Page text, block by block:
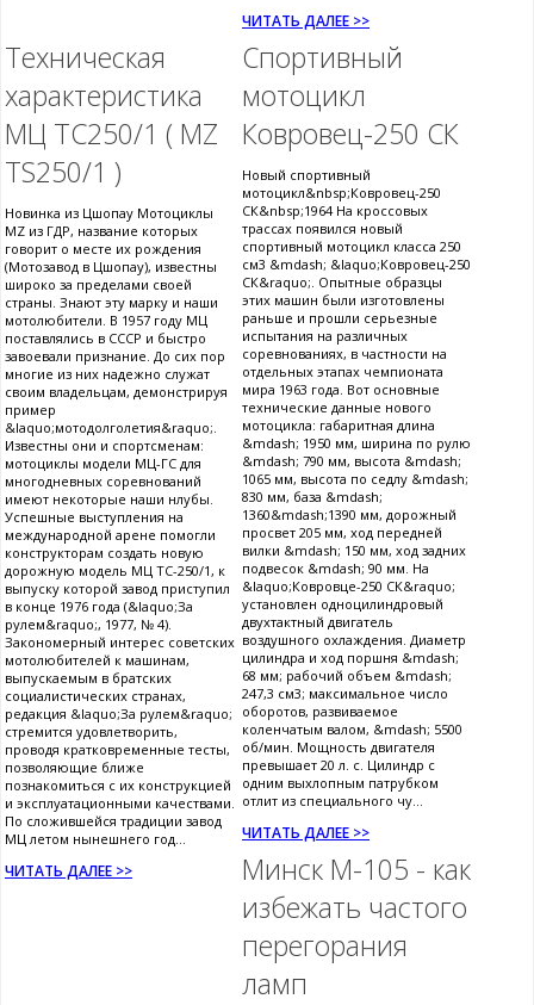
ЧИТАТЬ ДАЛЕЕ >>
Техническая
характеристика
МЦ ТС250/1 ( MZ
TS250/1 )
Новинка из Цшопау Мотоциклы
MZ из ГДР, название которых
говорит о месте их рождения
(Мотозавод в Цшопау), известны
широко за пределами своей
страны. Знают эту марку и наши
мотолюбители. В 1957 году МЦ
поставлялись в СССР и быстро
завоевали признание. До сих пор
многие из них надежно служат
своим владельцам, демонстрируя
пример
&laquo;мотодолголетия&raquo;.
Известны они и спортсменам:
мотоциклы модели МЦ-ГС для
многодневных соревнований
имеют некоторые наши нлубы.
Успешные выступления на
международной арене помогли
конструкторам создать новую
дорожную модель МЦ ТС-250/1, к
выпуску которой завод приступил
в конце 1976 года (&laquo;За
рулем&raquo;, 1977, № 4).
Закономерный интерес советских
мотолюбителей к машинам,
выпускаемым в братских
социалистических странах,
редакция &laquo;За рулем&raquo;
стремится удовлетворить,
проводя кратковременные тесты,
позволяющие ближе
познакомиться с их конструкцией
и эксплуатационными качествами.
По сложившейся традиции завод
МЦ летом нынешнего год...
ЧИТАТЬ ДАЛЕЕ >>
Спортивный
мотоцикл
Ковровец-250 СК
Новый спортивный
мотоцикл&nbsp;Ковровец-250
СК&nbsp;1964 На кроссовых
трассах появился новый
спортивный мотоцикл класса 250
см3 &mdash; &laquo;Ковровец-250
СК&raquo;. Опытные образцы
этих машин были изготовлены
раньше и прошли серьезные
испытания на различных
соревнованиях, в частности на
отдельных этапах чемпионата
мира 1963 года. Вот основные
технические данные нового
мотоцикла: габаритная длина
&mdash; 1950 мм, ширина по рулю
&mdash; 790 мм, высота &mdash;
1065 мм, высота по седлу &mdash;
830 мм, база &mdash;
1360&mdash;1390 мм, дорожный
просвет 205 мм, ход передней
вилки &mdash; 150 мм, ход задних
подвесок &mdash; 90 мм. На
&laquo;Ковровце-250 СК&raquo;
установлен одноцилиндровый
двухтактный двигатель
воздушного охлаждения. Диаметр
цилиндра и ход поршня &mdash;
68 мм; рабочий объем &mdash;
247,3 см3; максимальное число
оборотов, развиваемое
коленчатым валом, &mdash; 5500
об/мин. Мощность двигателя
превышает 20 л. с. Цилиндр с
одним выхлопным патрубком
отлит из специального чу...
ЧИТАТЬ ДАЛЕЕ >>
Минск М-105 - как
избежать частого
перегорания
ламп